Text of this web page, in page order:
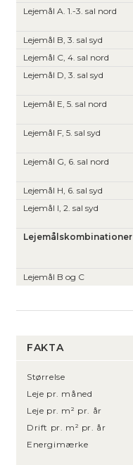
FAKTA
Størrelse
Leje pr. måned
Leje pr. m² pr. år
Drift pr. m² pr. år
Energimærke
Lejemål A. 1.-3. sal nord
Lejemål B, 3. sal syd
Lejemål C, 4. sal nord
Lejemål D, 3. sal syd
Lejemål E, 5. sal nord
Lejemål F, 5. sal syd
Lejemål G, 6. sal nord
Lejemål H, 6. sal syd
Lejemål I, 2. sal syd
Lejemålskombinationer
Lejemål B og C